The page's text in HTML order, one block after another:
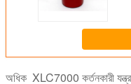
অধিক XLC7000 কর্তনকারী